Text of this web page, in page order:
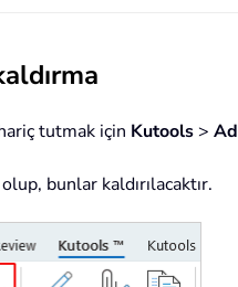
tutmak için Kutools >
bunlar kaldırılacaktır.